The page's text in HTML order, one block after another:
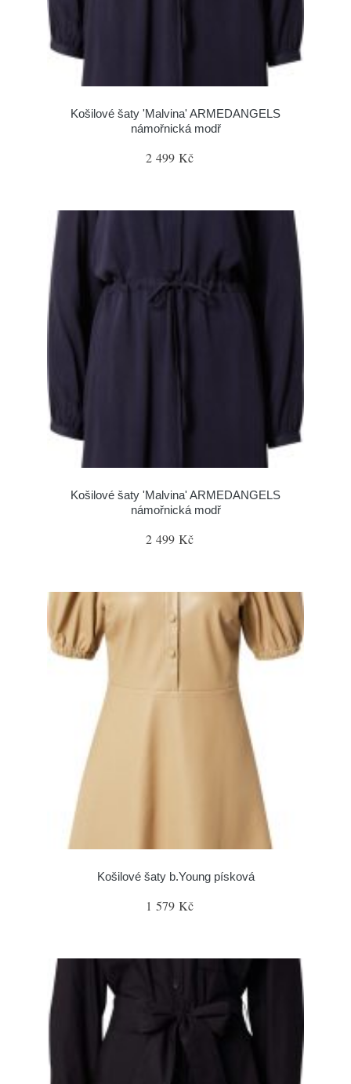
Košilové šaty 'Malvina' ARMEDANGELS
námořnická modř
2 499 Kč
Košilové šaty 'Malvina' ARMEDANGELS
námořnická modř
2 499 Kč
Košilové šaty b.Young písková
1 579 Kč